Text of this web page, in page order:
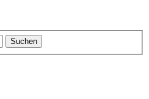
Suchen